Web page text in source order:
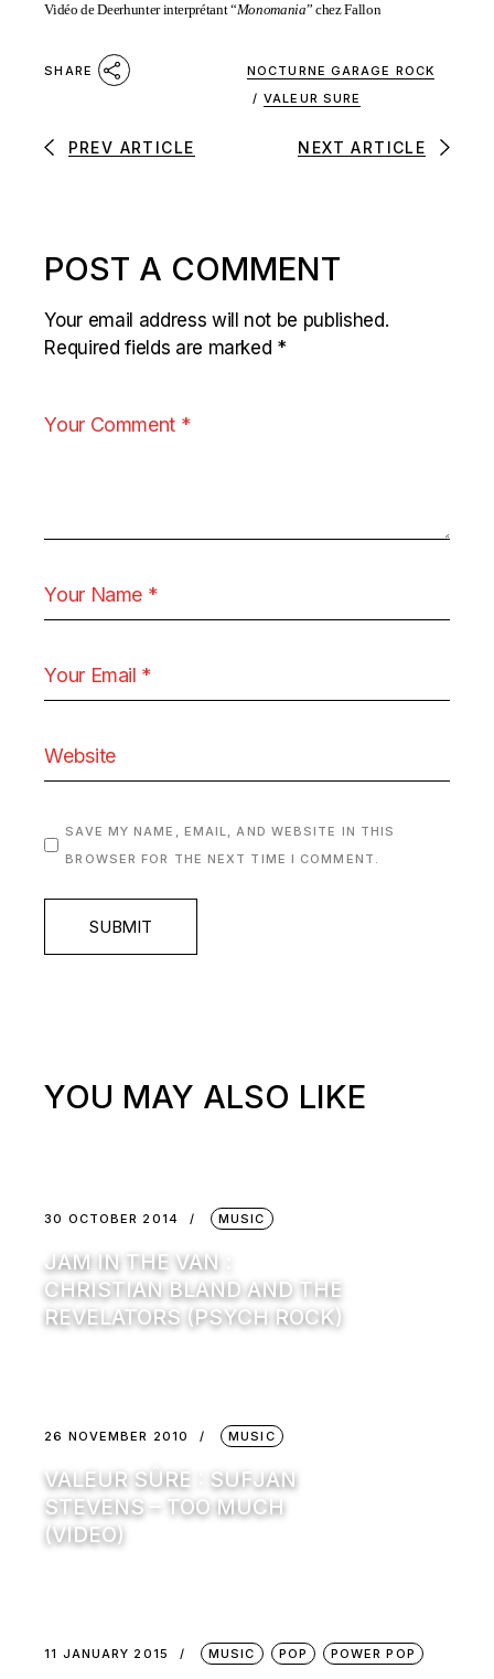
Vidéo de Deerhunter interprétant “Monomania” chez Fallon
SHARE
NOCTURNE GARAGE ROCK
/ VALEUR SURE
PREV ARTICLE NEXT ARTICLE
POST A COMMENT
Your email address will not be published.
Required fields are marked *
SAVE MY NAME, EMAIL, AND WEBSITE IN THIS
BROWSER FOR THE NEXT TIME I COMMENT.
SUBMIT
YOU MAY ALSO LIKE
30 OCTOBER 2014 MUSIC
JAM IN THE VAN :
CHRISTIAN BLAND AND THE
REVELATORS (PSYCH ROCK)
26 NOVEMBER 2010 MUSIC
VALEUR SÛRE : SUFJAN
STEVENS – TOO MUCH
(VIDEO)
11 JANUARY 2015 MUSIC POP POWER POP